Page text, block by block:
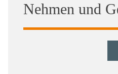
Nehmen und